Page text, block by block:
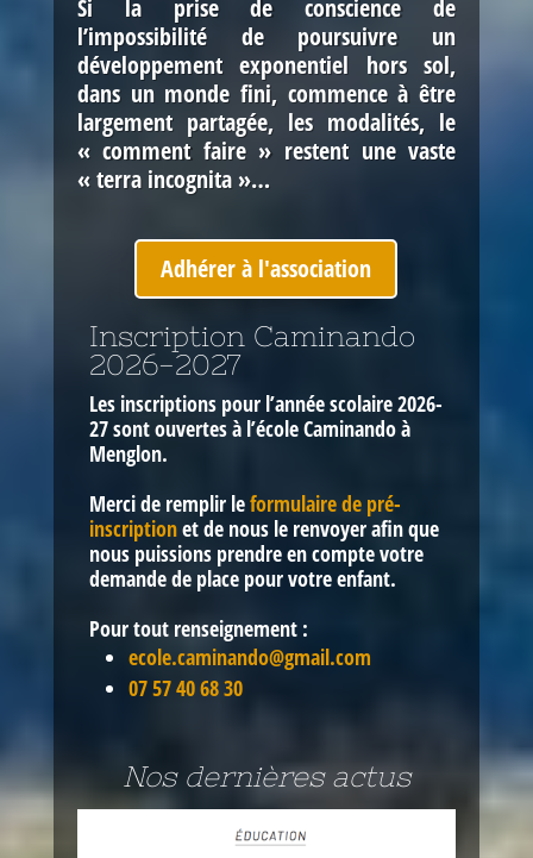
Si la prise de conscience de
l’impossibilité de poursuivre un
développement exponentiel hors sol,
dans un monde fini, commence à être
largement partagée, les modalités, le
« comment faire » restent une vaste
« terra incognita »…
Adhérer à l'association
Inscription Caminando
2026-2027
Les inscriptions pour l’année scolaire 2026-
27 sont ouvertesà l’école Caminando à
Menglon.
Merci de remplir leformulaire de pré-
inscriptionet de nous le renvoyer afin que
nous puissions prendre en compte votre
demande de place pour votre enfant.
Pour tout renseignement :
ecole.caminando@gmail.com
07 57 40 68 30
Nos dernières actus